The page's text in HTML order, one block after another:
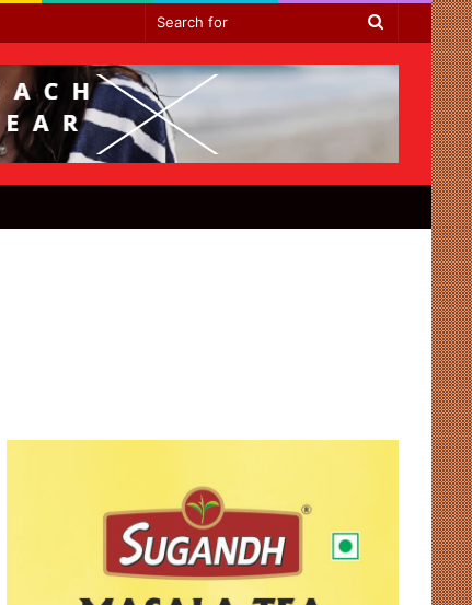
Search
for